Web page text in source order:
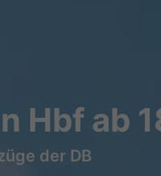
Hbf ab
der DB